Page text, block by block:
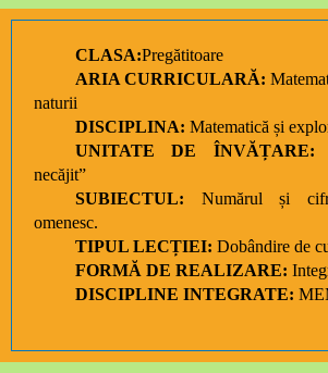
CLASA:Pregătitoare
ARIA CURRICULARĂ:
naturii
DISCIPLINA: Matematică și
UNITATE DE ÎNVĂȚARE:
necăjit”
SUBIECTUL: Numărul și
omenesc.
TIPUL LECȚIEI: Dobândire de
FORMĂ DE REALIZARE:
DISCIPLINE INTEGRATE: